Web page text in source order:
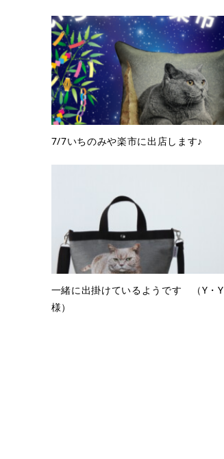
7/7いちのみや楽市に出店します♪
一緒に出掛けているようです （Y・Y
様）